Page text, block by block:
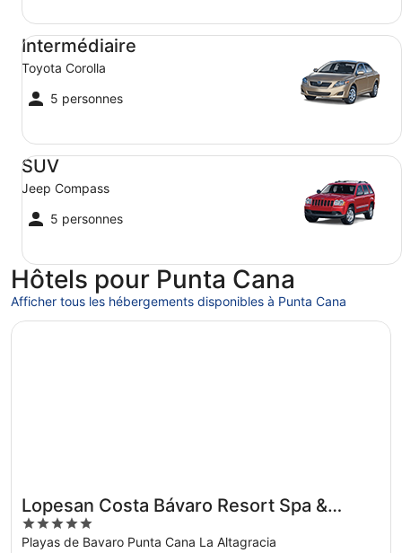
Intermédiaire
Toyota Corolla
5 personnes
Intermédiaire Toyota Corolla
SUV
Jeep Compass
5 personnes
SUV Jeep Compass
Hôtels pour Punta Cana
Afficher tous les hébergements disponibles à Punta Cana
Lopesan Costa Bávaro Resort Spa &
Casino - All Inclusive
5
out
Playas de Bavaro Punta Cana La Altagracia
S’ouvre dans une nouvelle fenêtre
Lopesan Costa Bávaro Resort Spa & Casino - All